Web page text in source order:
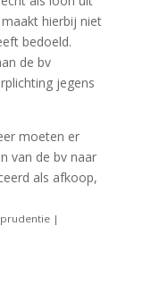
hierbij niet
bedoeld.
de bv
jegens
moeten er
van de bv naar
als afkoop,
|